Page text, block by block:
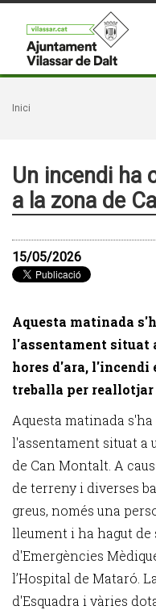
Inici
Un incendi ha
a la zona de
15/05/2026
Aquesta matinada
l'assentament situat
hores d'ara,
treballa per reallotjar
Aquesta matinada
l'assentament situat a
de Can Montalt. A
de terreny i diverses
greus, només una
lleument i ha hagut de
d'Emergències
l’Hospital de Mataró.
d'Esquadra i vàries